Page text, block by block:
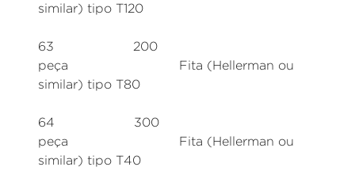
similar) tipo T120
63 200
peça Fita (Hellerman ou
similar) tipo T80
64 300
peça Fita (Hellerman ou
similar) tipo T40